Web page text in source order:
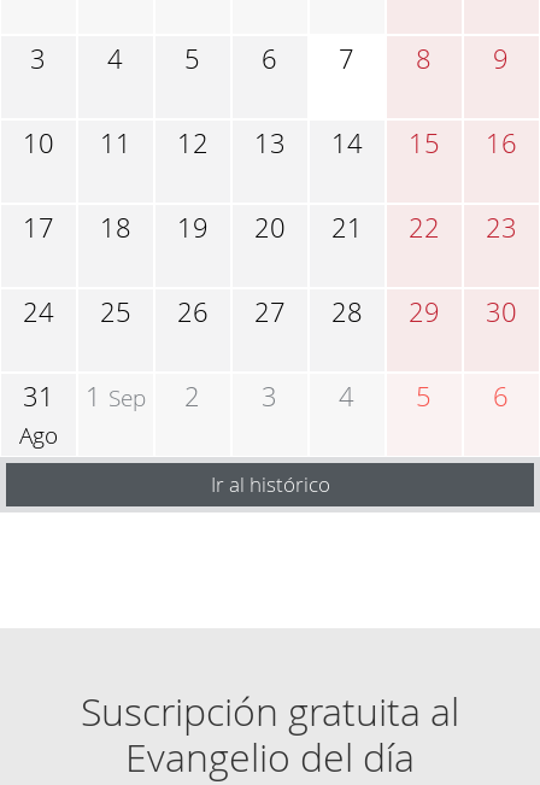
3 4 5 6 7 8 9
10 11 12 13 14 15 16
17 18 19 20 21 22 23
24 25 26 27 28 29 30
31
Ago
1 Sep 2 3 4 5 6
Ir al histórico
Suscripción gratuita al
Evangelio del día